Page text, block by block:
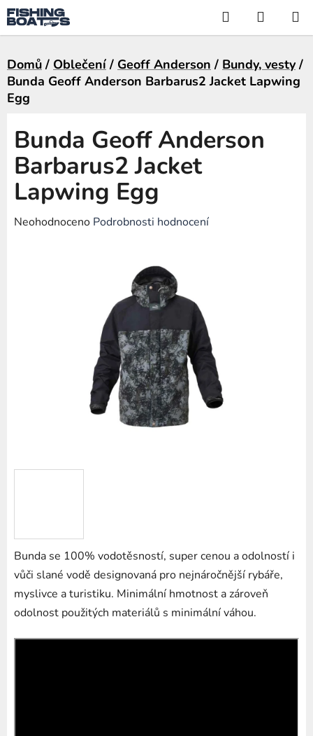
Přejít
na
obsah
Hledat
KOŠÍK
Domů / Oblečení / Geoff Anderson / Bundy, vesty /
Bunda Geoff Anderson Barbarus2 Jacket Lapwing
Egg
Bunda se 100% vodotěsností, super cenou a odolností i
vůči slané vodě designovaná pro nejnáročnější rybáře,
myslivce a turistiku. Minimální hmotnost a zároveň
odolnost použitých materiálů s minimální váhou.
Bunda Geoff Anderson
Barbarus2 Jacket
Lapwing Egg
Průměrné
Neohodnoceno Podrobnosti hodnocení